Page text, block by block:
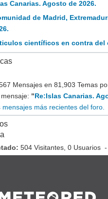
Canarias. Agosto de 2026.
de Madrid,
científicos en contra
Mensajes en 81,903 Temas
"Re:Islas Canarias.
mensajes más recientes del foro.
504 Visitantes, 0 Usuarios